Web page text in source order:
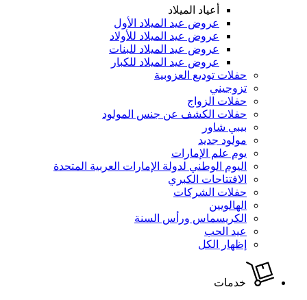
أعياد الميلاد
عروض عيد الميلاد الأول
عروض عيد الميلاد للأولاد
عروض عيد الميلاد للبنات
عروض عيد الميلاد للكبار
حفلات توديع العزوبية
تزوجيني
حفلات الزواج
حفلات الكشف عن جنس المولود
بيبي شاور
مولود جديد
يوم علم الإمارات
اليوم الوطني لدولة الإمارات العربية المتحدة
الافتتاحات الكبري
حفلات الشركات
الهالويين
الكريسماس ورأس السنة
عيد الحب
إظهار الكل
خدمات